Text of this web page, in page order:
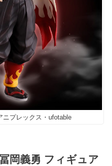
プレックス・ufotable
岡義勇 フィギュア